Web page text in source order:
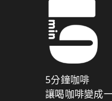
5分鐘咖啡
讓喝咖啡變成